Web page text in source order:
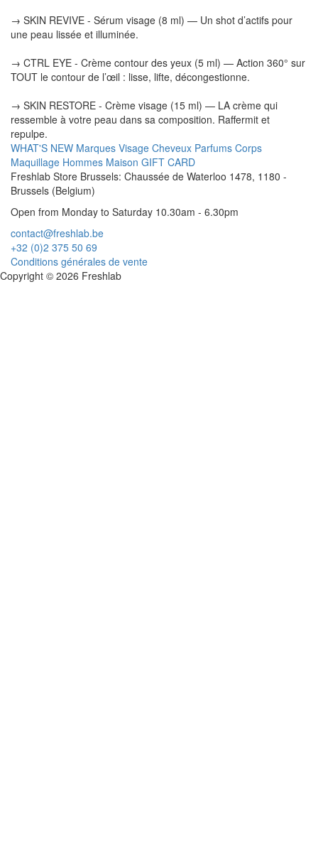
→ SKIN REVIVE - Sérum visage (8 ml) — Un shot d’actifs pour
une peau lissée et illuminée.
→ CTRL EYE - Crème contour des yeux (5 ml) — Action 360° sur
TOUT le contour de l’œil : lisse, lifte, décongestionne.
→ SKIN RESTORE - Crème visage (15 ml) — LA crème qui
ressemble à votre peau dans sa composition. Raffermit et
repulpe.
WHAT'S NEW Marques Visage Cheveux Parfums Corps
Maquillage Hommes Maison GIFT CARD
Freshlab Store Brussels: Chaussée de Waterloo 1478, 1180 -
Brussels (Belgium)
Open from Monday to Saturday 10.30am - 6.30pm
contact@freshlab.be
+32 (0)2 375 50 69
Conditions générales de vente
Copyright © 2026 Freshlab